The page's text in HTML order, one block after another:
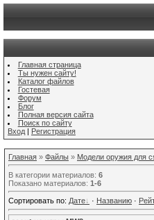
Главная страница
Ты нужен сайту!
Каталог файлов
Гостевая
Форум
Блог
Полная версия сайта
Поиск по сайту
Вход | Регистрация
Главная » Файлы » Модели оружия для
В категории материалов: 6
Показано материалов: 1-6
Сортировать по: Дате · Названию ·